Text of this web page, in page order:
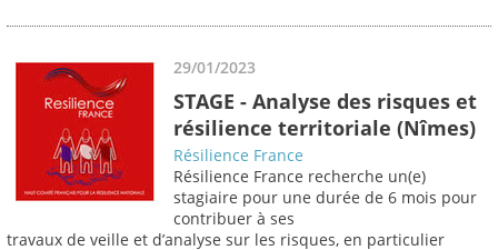
29/01/2023
STAGE - Analyse des risques et
résilience territoriale (Nîmes)
Résilience France
Résilience France recherche un(e)
stagiaire pour une durée de 6 mois pour
contribuer à ses
travaux de veille et d’analyse sur les risques, en particulier